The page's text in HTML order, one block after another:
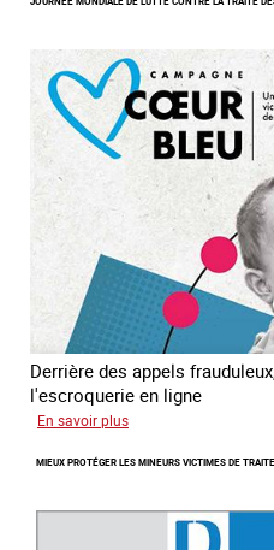
des
en
Asie
du
sud
est
Derrière des appels
l'escroquerie en ligne
En savoir plus
mondiale
lutte
MIEUX PROTÉGER LES MINEURS VICTIMES DE